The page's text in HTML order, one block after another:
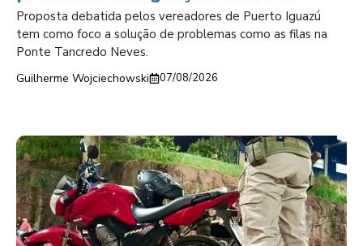
Proposta debatida pelos vereadores de Puerto Iguazú
tem como foco a solução de problemas como as filas na
Ponte Tancredo Neves.
Guilherme Wojciechowski 07/08/2026